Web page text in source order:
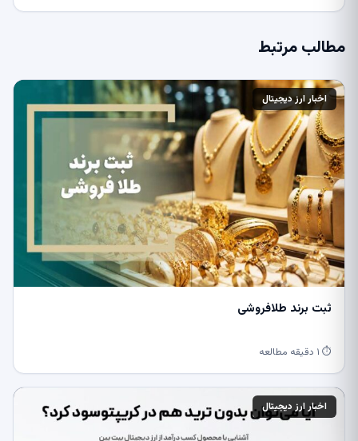
مطالب مرتبط
اخبار ارز دیجیتال
ثبت برند طلافروشی
⏱ ۱ دقیقه مطالعه
اخبار ارز دیجیتال